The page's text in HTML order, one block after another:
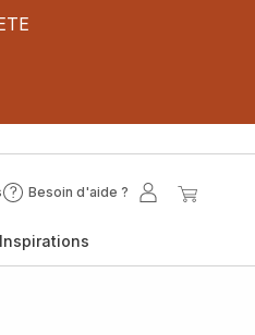
Besoin d'aide ?
Besoin
?
Mon
Inspirations